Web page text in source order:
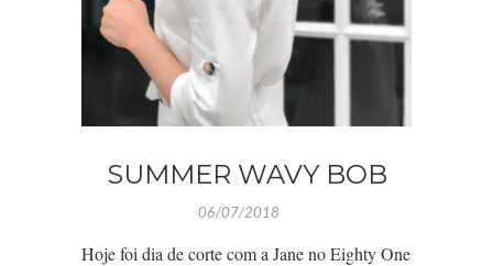
SUMMER WAVY BOB
06/07/2018
Hoje foi dia de corte com a Jane no Eighty One